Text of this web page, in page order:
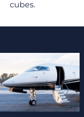
cubes.